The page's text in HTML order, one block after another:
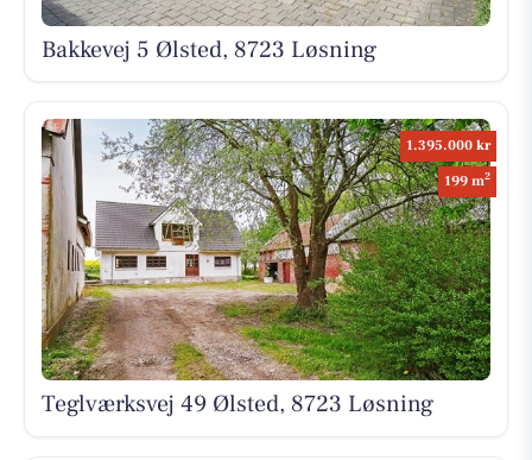
Bakkevej 5 Ølsted, 8723 Løsning
1.395.000 kr
199 m2
Teglværksvej 49 Ølsted, 8723 Løsning